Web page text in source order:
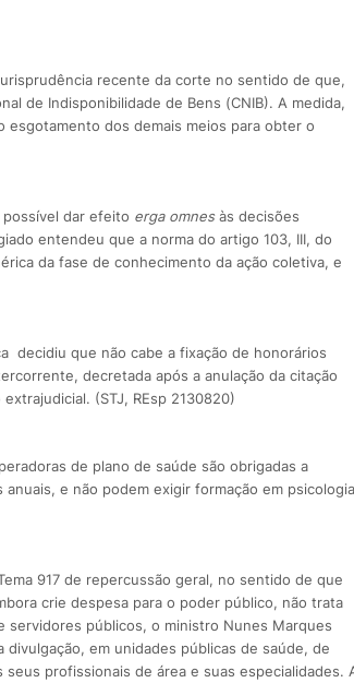
recente da corte no sentido de que,
de Indisponibilidade de Bens (CNIB). A medida,
esgotamento dos demais meios para obter o
possível dar efeito erga omnesàs decisões
entendeu que a norma do artigo 103, III, do
da fase de conhecimento da ação coletiva, e
decidiu que não cabe a fixação de honorários
decretada após a anulação da citação
(STJ, REsp 2130820)
de plano de saúde são obrigadas a
e não podem exigir formação em psicologia
917 de repercussão geral, no sentido de que
crie despesa para o poder público, não trata
públicos, o ministro Nunes Marques
em unidades públicas de saúde, de
profissionais de área e suas especialidades.